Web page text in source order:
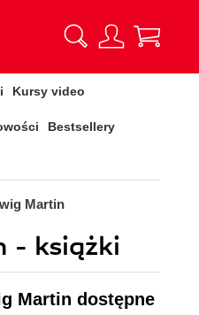
Kursy video
Bestsellery
Martin
- książki
Martin dostępne